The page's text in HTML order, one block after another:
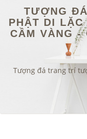
TƯỢNG
PHẬT DI LẶC
CẦM VÀNG -
Tượng đá trang trí